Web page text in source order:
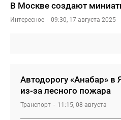
В Москве создают
Интересное 09:30, 17 августа 2025
Автодорогу «Анабар» в
из-за лесного пожара
Транспорт 11:15, 08 августа